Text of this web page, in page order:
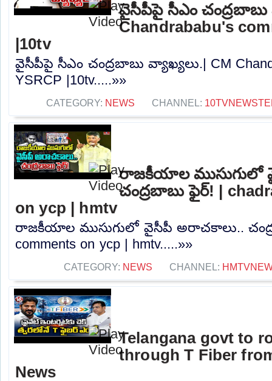
వైసీపీపై సీఎం చంద్రబాబు
Chandrababu's
|10tv
వైసీపీపై సీఎం చంద్రబాబు వ్యాఖ్యలు.| CM
YSRCP |10tv.....»»
CATEGORY: NEWS CHANNEL:
రాజకీయాల ముసుగులో
చంద్రబాబు ఫైర్! |
on ycp | hmtv
రాజకీయాల ముసుగులో వైసీపీ అరాచకాలు..
comments on ycp | hmtv.....»»
CATEGORY: NEWS CHANNEL:
Telangana govt to
through T Fiber
News